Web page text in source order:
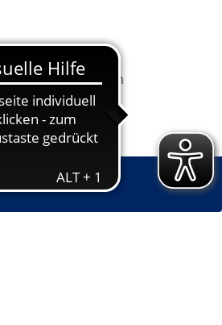
Programm
Jugendkunstschule